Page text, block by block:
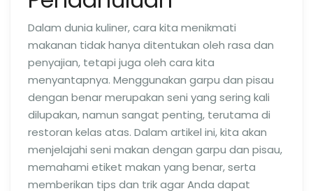
Dalam dunia kuliner, cara kita menikmati
makanan tidak hanya ditentukan oleh rasa dan
penyajian, tetapi juga oleh cara kita
menyantapnya. Menggunakan garpu dan pisau
dengan benar merupakan seni yang sering kali
dilupakan, namun sangat penting, terutama di
restoran kelas atas. Dalam artikel ini, kita akan
menjelajahi seni makan dengan garpu dan pisau,
memahami etiket makan yang benar, serta
memberikan tips dan trik agar Anda dapat